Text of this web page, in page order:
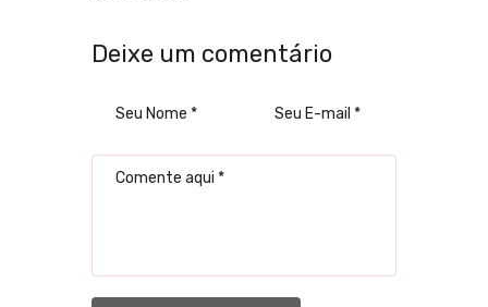
Deixe um comentário